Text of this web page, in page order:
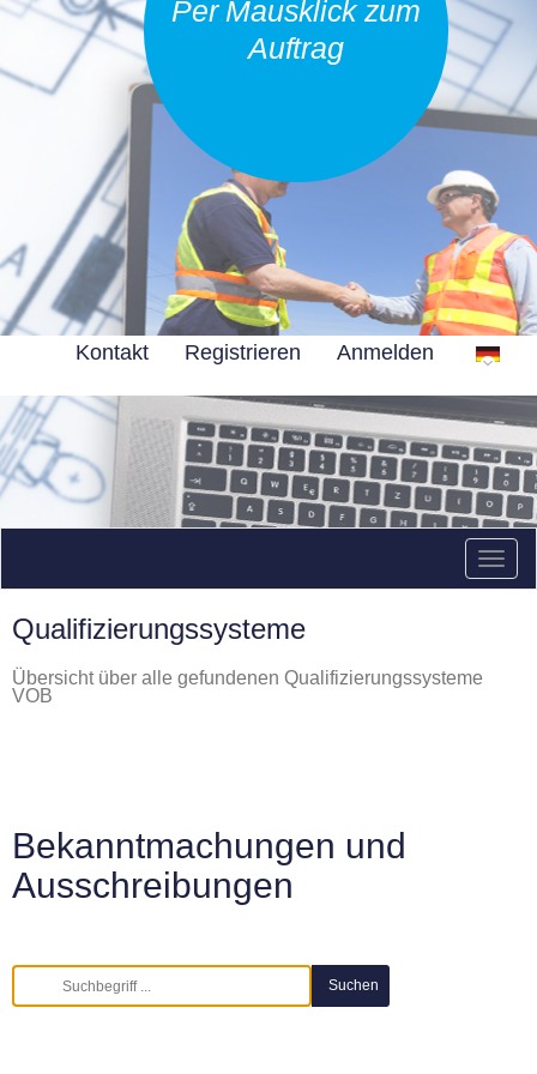
Per Mausklick zum
Auftrag
Kontakt Registrieren Anmelden
Qualifizierungssysteme
Übersicht über alle gefundenen Qualifizierungssysteme
VOB
Bekanntmachungen und
Ausschreibungen